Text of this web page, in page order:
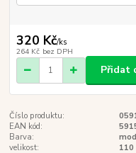
320 Kč/ks
264 Kč bez DPH
Přidat
Číslo produktu:
EAN kód:
Barva:
velikost:
110